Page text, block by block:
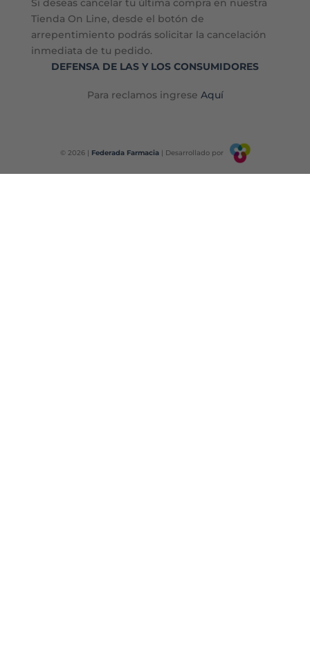
Si deseas cancelar tu última compra en nuestra
Tienda On Line, desde el botón de
arrepentimiento podrás solicitar la cancelación
inmediata de tu pedido.
DEFENSA DE LAS Y LOS CONSUMIDORES
Para reclamos ingrese Aquí
© 2026 | Federada Farmacia| Desarrollado por